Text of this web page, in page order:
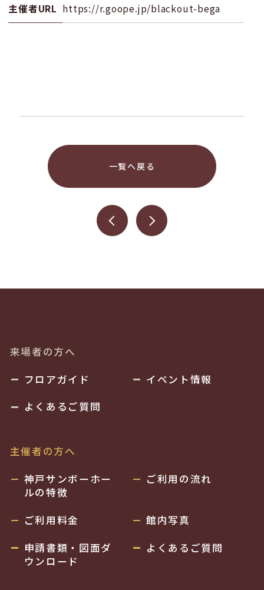
主催者URL https://r.goope.jp/blackout-bega
一覧へ戻る
来場者の方へ
フロアガイド
イベント情報
よくあるご質問
主催者の方へ
神戸サンボーホー
ルの特徴
ご利用の流れ
ご利用料金
館内写真
申請書類・図面ダ
ウンロード
よくあるご質問